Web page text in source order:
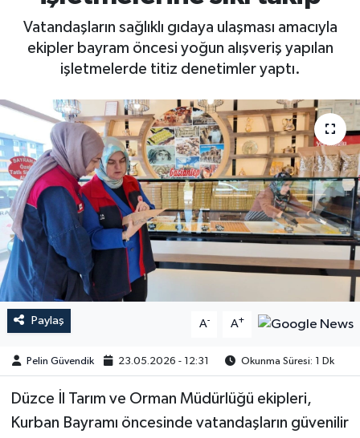
Vatandaşların sağlıklı gıdaya ulaşması amacıyla
ekipler bayram öncesi yoğun alışveriş yapılan
işletmelerde titiz denetimler yaptı.
Paylaş A- A+
Pelin Güvendik 23.05.2026 - 12:31 Okunma Süresi: 1 Dk
Düzce İl Tarım ve Orman Müdürlüğü ekipleri,
Kurban Bayramı öncesinde vatandaşların güvenilir